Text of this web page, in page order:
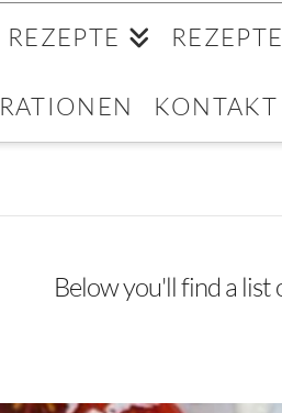
REZEPTE
KONTAKT
Below you'll find a list